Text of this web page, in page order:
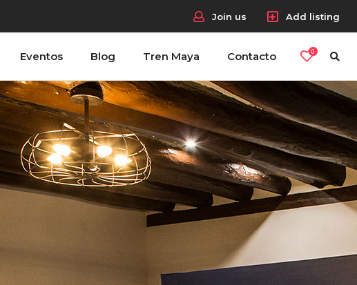
Join us Add listing
Eventos Blog Tren Maya Contacto 0